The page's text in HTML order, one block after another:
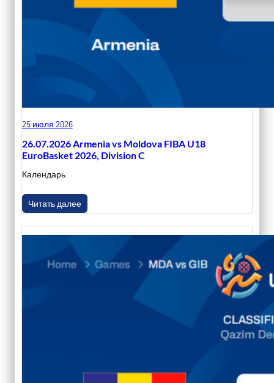
25 июля 2026
26.07.2026 Armenia vs Moldova FIBA U18
EuroBasket 2026, Division C
Календарь
Читать далее